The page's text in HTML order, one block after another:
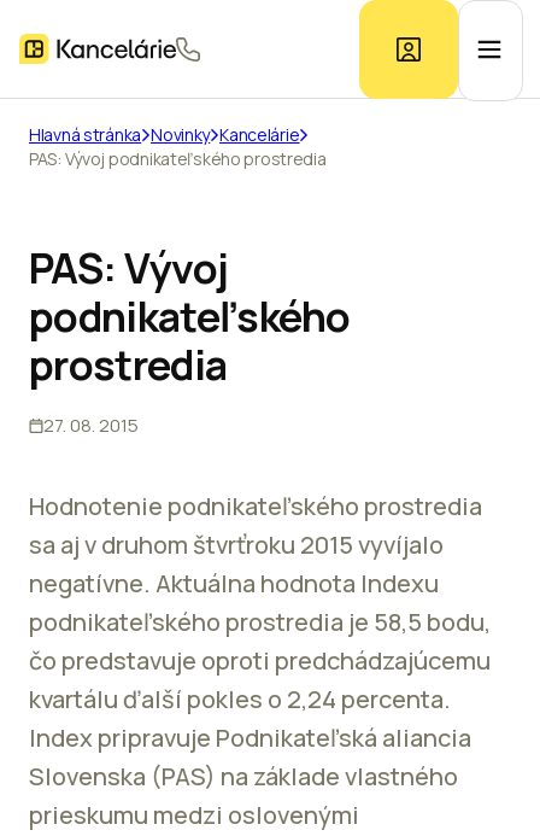
Ponuka kancelárií
Kontakt
Hlavná stránka Novinky Kancelárie
PAS: Vývoj podnikateľského prostredia
PAS: Vývoj
podnikateľského
prostredia
27. 08. 2015
Hodnotenie podnikateľského prostredia
sa aj v druhom štvrťroku 2015 vyvíjalo
negatívne. Aktuálna hodnota Indexu
podnikateľského prostredia je 58,5 bodu,
čo predstavuje oproti predchádzajúcemu
kvartálu ďalší pokles o 2,24 percenta.
Index pripravuje Podnikateľská aliancia
Slovenska (PAS) na základe vlastného
prieskumu medzi oslovenými